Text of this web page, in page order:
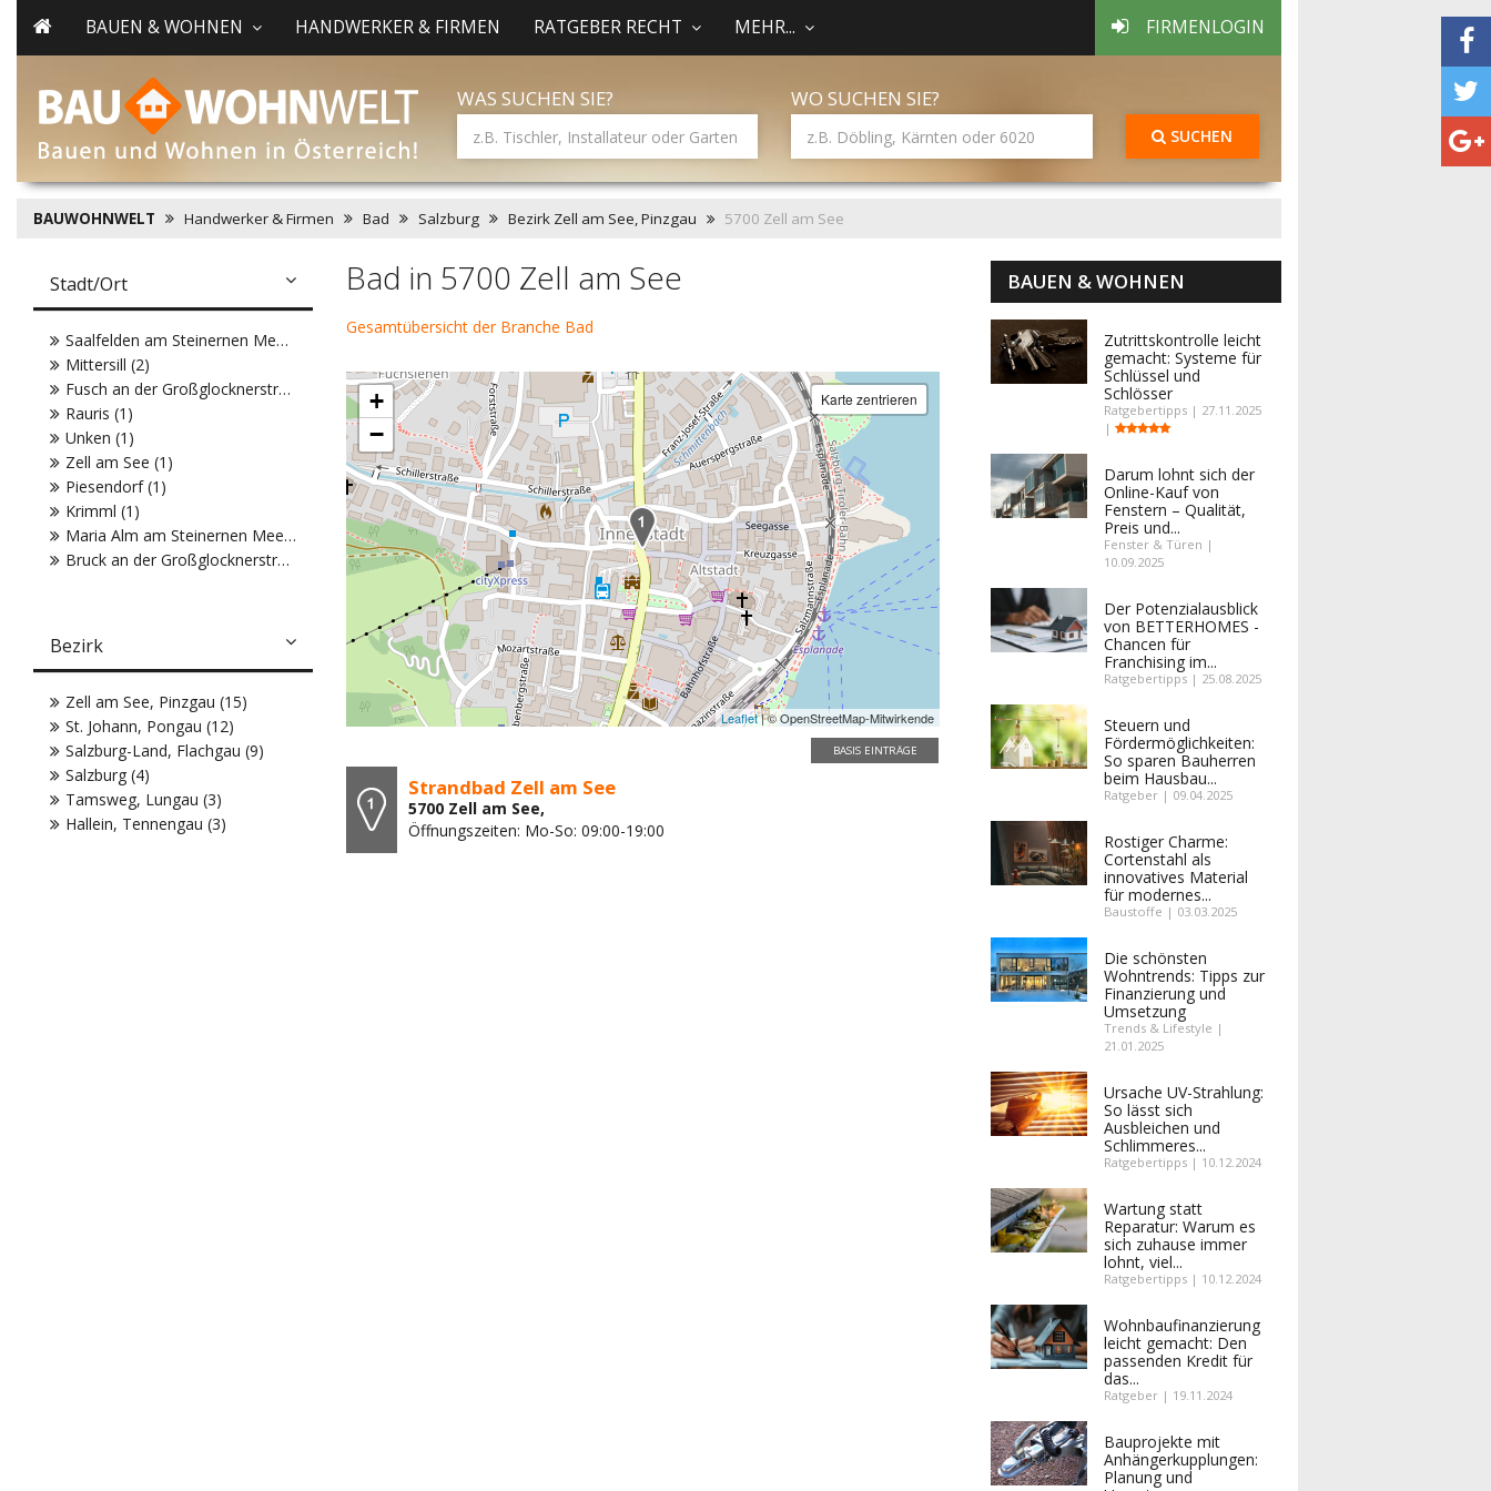
BAUEN & WOHNEN HANDWERKER & FIRMEN RATGEBER RECHT MEHR... FIRMENLOGIN
WAS SUCHEN SIE? WO SUCHEN SIE?
SUCHEN
BAUWOHNWELT Handwerker & Firmen Bad Salzburg Bezirk Zell am See, Pinzgau 5700 Zell am See
Bad in 5700 Zell am See
Gesamtübersicht der Branche Bad
+
−
Karte zentrieren
Leaflet| © OpenStreetMap-Mitwirkende
BASIS EINTRÄGE
Strandbad Zell am See
5700 Zell am See,
Öffnungszeiten: Mo-So: 09:00-19:00
Stadt/Ort
Saalfelden am Steinernen Meer (2)
Mittersill (2)
Fusch an der Großglocknerstraße (1)
Rauris (1)
Unken (1)
Zell am See (1)
Piesendorf (1)
Krimml (1)
Maria Alm am Steinernen Meer (1)
Bruck an der Großglocknerstraße (1)
Bezirk
Zell am See, Pinzgau (15)
St. Johann, Pongau (12)
Salzburg-Land, Flachgau (9)
Salzburg (4)
Tamsweg, Lungau (3)
Hallein, Tennengau (3)
BAUEN & WOHNEN
Zutrittskontrolle leicht
gemacht: Systeme für
Schlüssel und
Schlösser
Ratgebertipps | 27.11.2025
|
Darum lohnt sich der
Online-Kauf von
Fenstern – Qualität,
Preis und...
Fenster & Türen |
10.09.2025
Der Potenzialausblick
von BETTERHOMES -
Chancen für
Franchising im...
Ratgebertipps | 25.08.2025
Steuern und
Fördermöglichkeiten:
So sparen Bauherren
beim Hausbau...
Ratgeber | 09.04.2025
Rostiger Charme:
Cortenstahl als
innovatives Material
für modernes...
Baustoffe | 03.03.2025
Die schönsten
Wohntrends: Tipps zur
Finanzierung und
Umsetzung
Trends & Lifestyle |
21.01.2025
Ursache UV-Strahlung:
So lässt sich
Ausbleichen und
Schlimmeres...
Ratgebertipps | 10.12.2024
Wartung statt
Reparatur: Warum es
sich zuhause immer
lohnt, viel...
Ratgebertipps | 10.12.2024
Wohnbaufinanzierung
leicht gemacht: Den
passenden Kredit für
das...
Ratgeber | 19.11.2024
Bauprojekte mit
Anhängerkupplungen:
Planung und